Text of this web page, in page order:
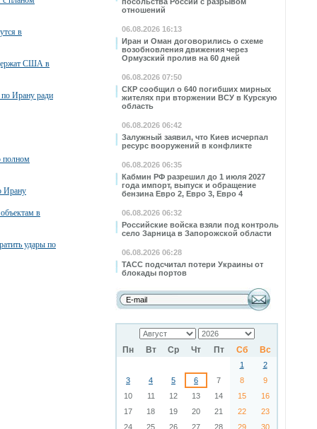
отношений
06.08.2026 16:13
Иран и Оман договорились о схеме
возобновления движения через
Ормузский пролив на 60 дней
06.08.2026 07:50
СКР сообщил о 640 погибших мирных
жителях при вторжении ВСУ в Курскую
область
06.08.2026 06:42
Залужный заявил, что Киев исчерпал
ресурс вооружений в конфликте
06.08.2026 06:35
Кабмин РФ разрешил до 1 июля 2027
года импорт, выпуск и обращение
бензина Евро 2, Евро 3, Евро 4
06.08.2026 06:32
Российские войска взяли под контроль
село Зарница в Запорожской области
06.08.2026 06:28
ТАСС подсчитал потери Украины от
блокады портов
Пн Вт Ср Чт Пт Сб Вс
1
2
3
4 5 6 7 8
9
10
11 12 13 14 15
16
17
18 19 20 21 22
23
24
25 26 27 28 29 30
в
США в
по Ирану ради
полном
Ирану
в
удары по